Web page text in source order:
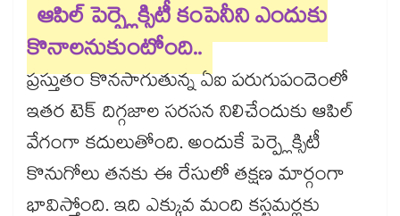
ఆపిల్ పెర్ప్లెక్సిటీ కంపెనీని ఎందుకు
కొనాలనుకుంటోంది..
ప్రస్తుతం కొనసాగుతున్న ఏఐ పరుగుపందెంలో
ఇతర టెక్ దిగ్గజాల సరసన నిలిచేందుకు ఆపిల్
వేగంగా కదులుతోంది. అందుకే పెర్ప్లెక్సిటీ
కొనుగోలు తనకు ఈ రేసులో తక్షణ మార్గంగా
భావిస్తోంది. ఇది ఎక్కువ మంది కస్టమర్లకు